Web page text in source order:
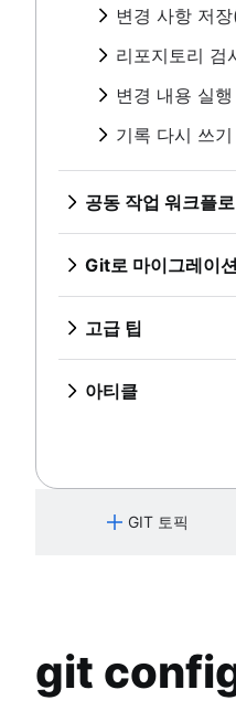
git revert
git rm
git rebase
git reflog
공동 작업 워크플로
개요
git fetch
풀 리퀘스트 만들기
브랜치 사용(Git
개요
Git 체크아웃
병합 전략
개요
기능 브랜치 워크
Gitflow 워크플로
Git로 마이그레이션
SVN에서 Git까지, 마
SVN에서 Git으로 마
개요
동기화
공유
마이그레이션
Perforce부터 Git까
기록이 있는 Git 리포
고급 팁
개요
고급 Git 로그
Git Hooks
참조 및 Reflog
Git submodules
Git 하위 트리
Git의 대규모 리포지토
Git prune
Git bash
아티클
Git으로 전환할 때
Git 또는 SVN?
을 선택한 이유
Git 포크 및 업스트림:
변경 사항 저
Git 커밋
git diff
.gitignore
리포지토리 검
git tag
git blame
변경 내용 실
git clean
git revert
git reset
git rm
기록 다시 쓰기
git reflog
공동 작업 워크플로
동기화(git
개요
git fetch
풀 리퀘스트 만
브랜치 사용
Git 체크
워크플로우 비교
Git로 마이그레이션
SVN에서 Git
SVN에서 Git으
개요
마이그레
Perforce부터
이유
플로
기록이 있는
고급 팁
개요
병합과 기준
참조 및
Git
Git bash
dot 파일 저장
아티클
Git 및 프로젝
GIT 토픽
Bitbucket Cloud
Bitbucket Cloud
입문자
버전 제어란
git